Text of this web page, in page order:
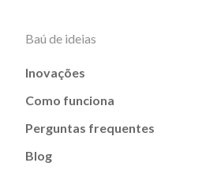
Baú de ideias
Inovações
Como funciona
Perguntas frequentes
Blog